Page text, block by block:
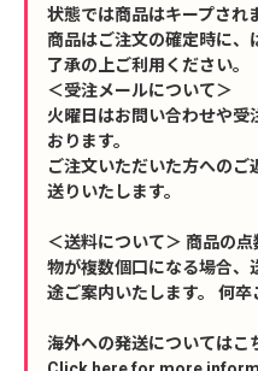
状態では商品はキープされ
商品はご注文の確定時に、
了承の上ご利用ください。
＜受注メールについて＞
火曜日はお問い合わせや受
おります。
ご注文いただいた方へのご
送りいたします。
＜送料について＞ 商品の
物が複数個口になる場合、
途ご案内いたします。 何卒
海外への発送についてはこ